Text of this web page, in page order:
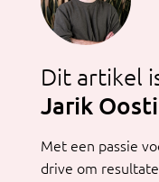
Dit artikel
Jarik
Met een passie
drive om